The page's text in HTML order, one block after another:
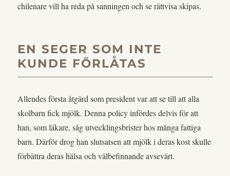
chilenare vill ha reda på sanningen och se rättvisa skipas.
EN SEGER SOM INTE
KUNDE FÖRLÅTAS
Allendes första åtgärd som president var att se till att alla
skolbarn fick mjölk. Denna policy infördes delvis för att
han, som läkare, såg utvecklingsbrister hos många fattiga
barn. Därför drog han slutsatsen att mjölk i deras kost skulle
förbättra deras hälsa och välbefinnande avsevärt.